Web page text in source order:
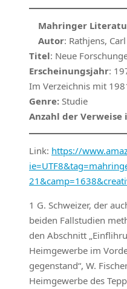
Mahringer
Autor: Rathjens, Carl
Titel: Neue
Erscheinungsjahr:
Im Verzeichnis mit
Genre: Studie
Anzahl der Verweise
Link: https://
1 G. Schweizer, der
beiden Fallstudien
den Abschnitt
Heimgewerbe im
gegenstand“, W.
Heimgewerbe des